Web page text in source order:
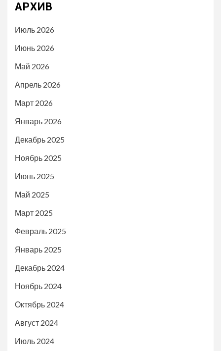
АРХИВ
Июль 2026
Июнь 2026
Май 2026
Апрель 2026
Март 2026
Январь 2026
Декабрь 2025
Ноябрь 2025
Июнь 2025
Май 2025
Март 2025
Февраль 2025
Январь 2025
Декабрь 2024
Ноябрь 2024
Октябрь 2024
Август 2024
Июль 2024